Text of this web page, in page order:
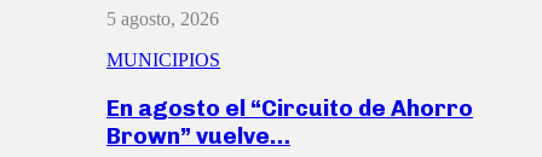
5 agosto, 2026
MUNICIPIOS
En agosto el “Circuito de Ahorro
Brown” vuelve…